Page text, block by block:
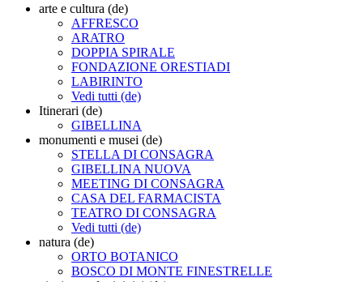
arte e cultura (de)
AFFRESCO
ARATRO
DOPPIA SPIRALE
FONDAZIONE ORESTIADI
LABIRINTO
Vedi tutti (de)
Itinerari (de)
GIBELLINA
monumenti e musei (de)
STELLA DI CONSAGRA
GIBELLINA NUOVA
MEETING DI CONSAGRA
CASA DEL FARMACISTA
TEATRO DI CONSAGRA
Vedi tutti (de)
natura (de)
ORTO BOTANICO
BOSCO DI MONTE FINESTRELLE